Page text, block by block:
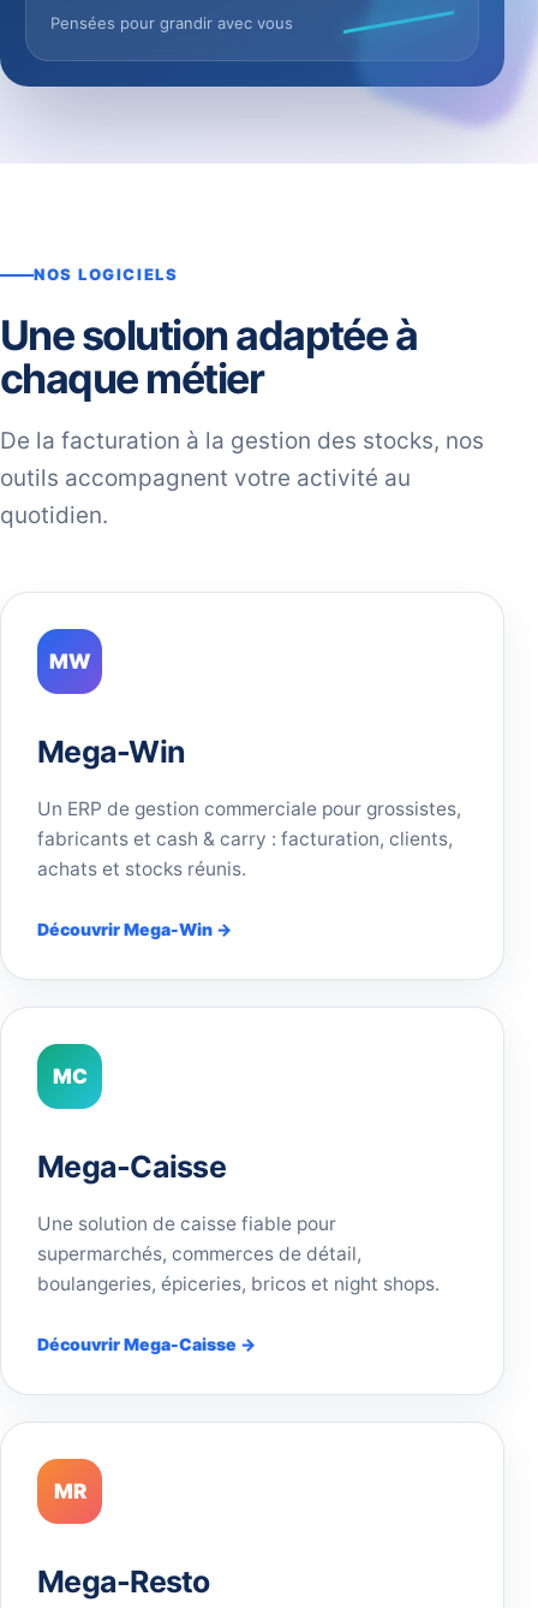
Pensées pour grandir avec vous
NOS LOGICIELS
Une solution adaptée à
chaque métier
De la facturation à la gestion des stocks, nos
outils accompagnent votre activité au
quotidien.
MW
Mega-Win
Un ERP de gestion commerciale pour grossistes,
fabricants et cash & carry : facturation, clients,
achats et stocks réunis.
Découvrir Mega-Win →
MC
Mega-Caisse
Une solution de caisse fiable pour
supermarchés, commerces de détail,
boulangeries, épiceries, bricos et night shops.
Découvrir Mega-Caisse →
MR
Mega-Resto